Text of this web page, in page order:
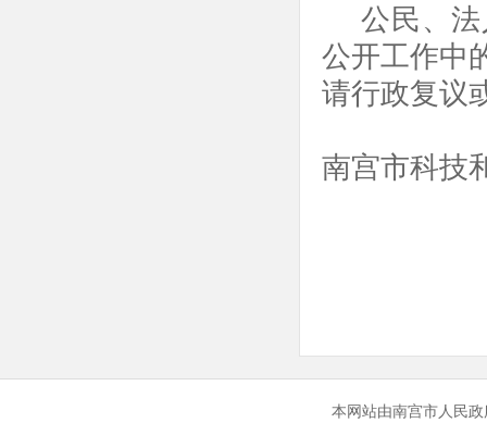
公民、
公开工作中
请行政复议
南宫市科技
本网站由南宫市人民